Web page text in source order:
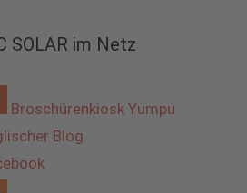
SOLAR im Netz
Broschürenkiosk Yumpu
Blog